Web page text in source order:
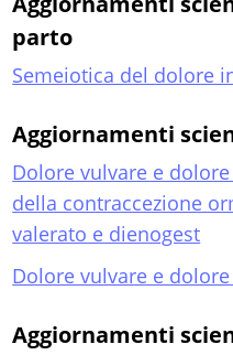
parto
Semeiotica del dolore
Aggiornamenti
Dolore vulvare e
della contraccezione
valerato e dienogest
Dolore vulvare e
Aggiornamenti